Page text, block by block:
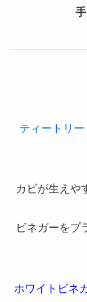
ティートリー
カビが生えや
ビネガーをプ
ホワイトビネ